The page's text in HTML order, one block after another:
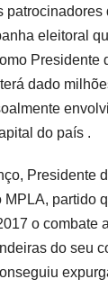
patrocinadores
eleitoral
Presidente
dado
do país .
Presidente
MPLA, partido
o combate
do seu